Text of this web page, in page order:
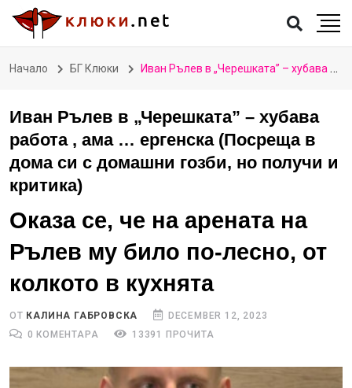
Начало БГ Клюки Иван Рълев в „Черешката” – хубава работа , ама … ергенска (Посреща в дома си с домашни гозби, но получи и критика)
Иван Рълев в „Черешката” – хубава
работа , ама … ергенска (Посреща в
дома си с домашни гозби, но получи и
критика)
Оказа се, че на арената на
Рълев му било по-лесно, от
колкото в кухнята
ОТ КАЛИНА ГАБРОВСКА
DECEMBER 12, 2023
0 КОМЕНТАРА
13391 ПРОЧИТА